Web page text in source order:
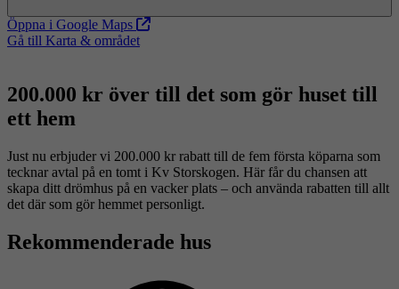
Öppna i Google Maps
Gå till Karta & området
200.000 kr över till det som gör huset till
ett hem
Just nu erbjuder vi 200.000 kr rabatt till de fem första köparna som
tecknar avtal på en tomt i Kv Storskogen. Här får du chansen att
skapa ditt drömhus på en vacker plats – och använda rabatten till allt
det där som gör hemmet personligt.
Rekommenderade hus